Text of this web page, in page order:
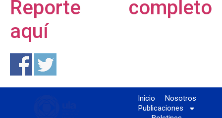
Reporte completo
aquí
Inicio
Nosotros
Publicaciones